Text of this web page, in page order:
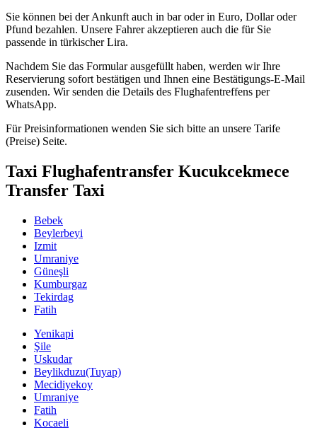
Sie können bei der Ankunft auch in bar oder in Euro, Dollar oder
Pfund bezahlen. Unsere Fahrer akzeptieren auch die für Sie
passende in türkischer Lira.
Nachdem Sie das Formular ausgefüllt haben, werden wir Ihre
Reservierung sofort bestätigen und Ihnen eine Bestätigungs-E-Mail
zusenden. Wir senden die Details des Flughafentreffens per
WhatsApp.
Für Preisinformationen wenden Sie sich bitte an unsere Tarife
(Preise) Seite.
Taxi Flughafentransfer Kucukcekmece
Transfer Taxi
Bebek
Beylerbeyi
Izmit
Umraniye
Güneşli
Kumburgaz
Tekirdag
Fatih
Yenikapi
Şile
Uskudar
Beylikduzu(Tuyap)
Mecidiyekoy
Umraniye
Fatih
Kocaeli